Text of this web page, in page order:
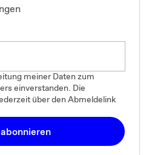
meiner Daten zum
einverstanden. Die
über den Abmeldelink